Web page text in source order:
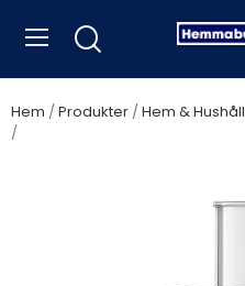
Hem Produkter Hem & Hushåll